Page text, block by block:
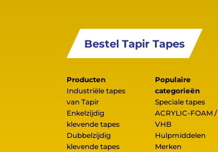
Bestel Tapir Tapes
Producten
Industriële tapes
van Tapir
Enkelzijdig
klevende tapes
Dubbelzijdig
klevende tapes
Populaire
categorieën
Speciale tapes
ACRYLIC-FOAM /
VHB
Hulpmiddelen
Merken